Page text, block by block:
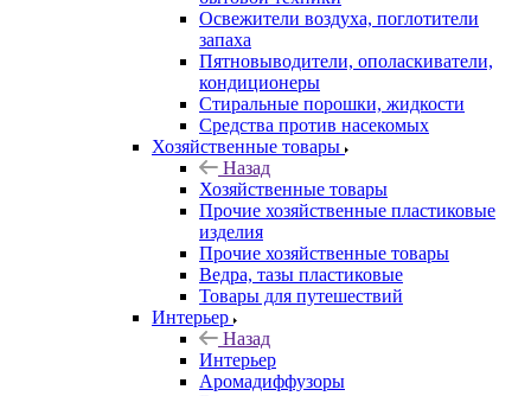
Освежители воздуха, поглотители
запаха
Пятновыводители, ополаскиватели,
кондиционеры
Стиральные порошки, жидкости
Средства против насекомых
Хозяйственные товары
Назад
Хозяйственные товары
Прочие хозяйственные пластиковые
изделия
Прочие хозяйственные товары
Ведра, тазы пластиковые
Товары для путешествий
Интерьер
Назад
Интерьер
Аромадиффузоры